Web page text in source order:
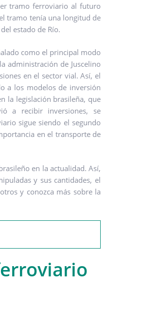
tramo ferroviario al futuro
tramo tenía una longitud de
estado de Río.
como el principal modo
administración de Juscelino
en el sector vial. Así, el
a los modelos de inversión
la legislación brasileña, que
a recibir inversiones, se
sigue siendo el segundo
en el transporte de
en la actualidad. Así,
y sus cantidades, el
y conozca más sobre la